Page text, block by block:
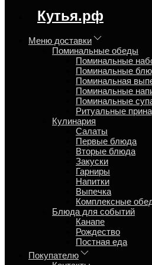
Синтаксическая ошибка в блоке
speed_kutya.top_banner_content
Кутья.рф
Меню доставки
Поминальные обеды
Поминальные
Поминальные
Поминальная
Поминальные
Поминальные
Ритуальные
Кулинария
Салаты
Первые блюда
Вторые блюда
Закуски
Гарниры
Напитки
Выпечка
Комплексные
Блюда для событий
Канапе
Рождество
Постная еда
Покупателю
Поминки
17 февраля 2009
В день поминок,
поминальную
поминки? это памятный
вспоминаем об усопшем и эту
проводить затрапезой